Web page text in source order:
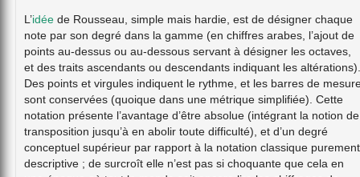
L’idée de Rousseau, simple mais hardie, est de désigner chaque
note par son degré dans la gamme (en chiffres arabes, l’ajout de
points au-dessus ou au-dessous servant à désigner les octaves,
et des traits ascendants ou descendants indiquant les altérations).
Des points et virgules indiquent le rythme, et les barres de
sont conservées (quoique dans une métrique simplifiée). Cette
notation présente l’avantage d’être absolue (intégrant la notion de
transposition jusqu’à en abolir toute difficulté), et d’un degré
conceptuel supérieur par rapport à la notation classique purement
descriptive ; de surcroît elle n’est pas si choquante que cela en